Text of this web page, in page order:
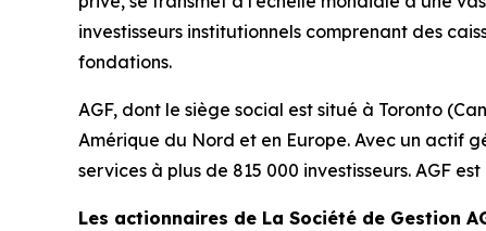
investisseurs institutionnels comprenant des
fondations.
AGF, dont le siège social est situé à Toronto
Amérique du Nord et en Europe. Avec un actif
services à plus de 815 000 investisseurs. AGF
Les actionnaires de La Société de Gestion